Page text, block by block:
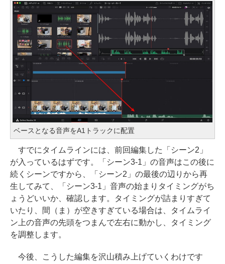
ベースとなる音声をA1トラックに配置
すでにタイムラインには、前回編集した「シーン2」
が入っているはずです。「シーン3-1」の音声はこの後に
続くシーンですから、「シーン2」の最後の辺りから再
生してみて、「シーン3-1」音声の始まりタイミングがち
ょうどいいか、確認します。タイミングが詰まりすぎて
いたり、間（ま）が空きすぎている場合は、タイムライ
ン上の音声の先頭をつまんで左右に動かし、タイミング
を調整します。
今後、こうした編集を沢山積み上げていくわけです